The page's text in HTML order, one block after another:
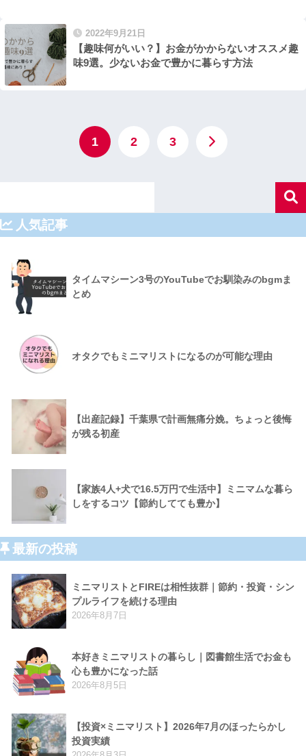
2022年9月21日
【趣味何がいい？】お金がかからないオススメ趣
味9選。少ないお金で豊かに暮らす方法
1 2 3
人気記事
タイムマシーン3号のYouTubeでお馴染みのbgmま
とめ
オタクでもミニマリストになるのが可能な理由
【出産記録】千葉県で計画無痛分娩。ちょっと後悔
が残る初産
【家族4人+犬で16.5万円で生活中】ミニマムな暮ら
しをするコツ【節約してても豊か】
最新の投稿
ミニマリストとFIREは相性抜群｜節約・投資・シン
プルライフを続ける理由
2026年8月7日
本好きミニマリストの暮らし｜図書館生活でお金も
心も豊かになった話
2026年8月5日
【投資×ミニマリスト】2026年7月のほったらかし
投資実績